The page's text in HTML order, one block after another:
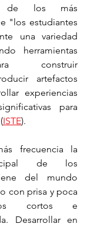
de los más
"los estudiantes
una variedad
herramientas
construir
artefactos
experiencias
para
ISTE).
frecuencia la
de los
del mundo
con prisa y poca
cortos e
Desarrollar en